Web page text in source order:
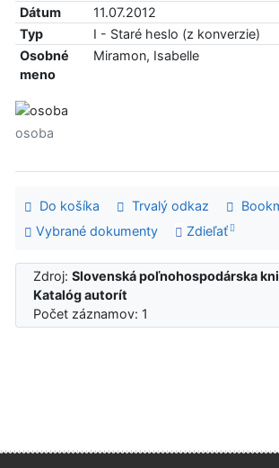
Dátum
11.07.2012
Typ
I - Staré heslo (z konverzie)
Osobné
meno
Miramon, Isabelle
osoba
Do košíka Trvalý odkaz
Vybrané dokumenty
Zdieľať
Zdroj:Slovenská poľnohospodárska
Katalóg autorít
Počet záznamov: 1